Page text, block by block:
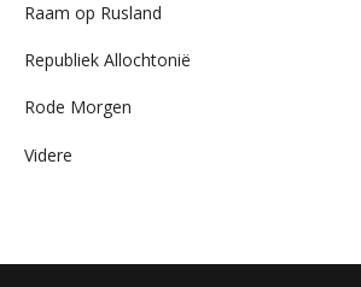
Raam op Rusland
Republiek Allochtonië
Rode Morgen
Videre